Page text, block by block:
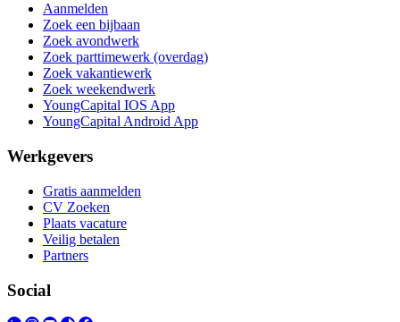
Aanmelden
Zoek een bijbaan
Zoek avondwerk
Zoek parttimewerk (overdag)
Zoek vakantiewerk
Zoek weekendwerk
YoungCapital IOS App
YoungCapital Android App
Werkgevers
Gratis aanmelden
CV Zoeken
Plaats vacature
Veilig betalen
Partners
Social